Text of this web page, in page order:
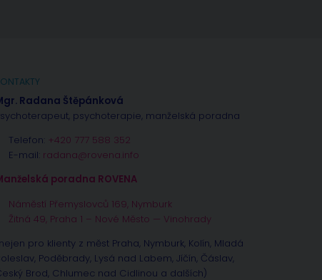
Radana Štěpánková
psychoterapie, manželská poradna
Telefon: +420 777 588 352
E-mail: radana@rovena.info
poradna ROVENA
Náměstí Přemyslovců 169, Nymburk
Žitná 49, Praha 1 – Nové Město — Vinohrady
pro klienty z měst Praha, Nymburk, Kolín, Mladá
Poděbrady, Lysá nad Labem, Jíčín, Čáslav,
Brod, Chlumec nad Cidlinou a dalších)